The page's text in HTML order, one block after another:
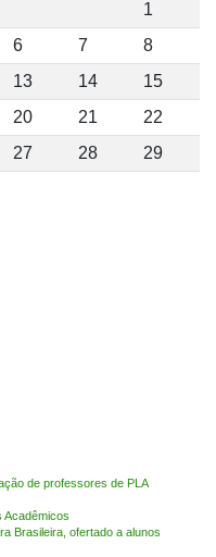
1
6 7
8
13 14
15
20 21
22
27 28
29
de professores de PLA
Acadêmicos
Brasileira, ofertado a alunos